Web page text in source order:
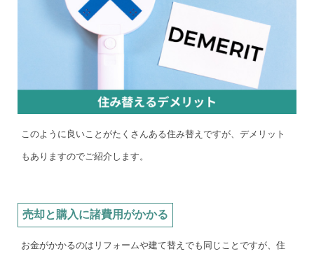
このように良いことがたくさんある住み替えですが、デメリット
もありますのでご紹介します。
売却と購入に諸費用がかかる
お金がかかるのはリフォームや建て替えでも同じことですが、住